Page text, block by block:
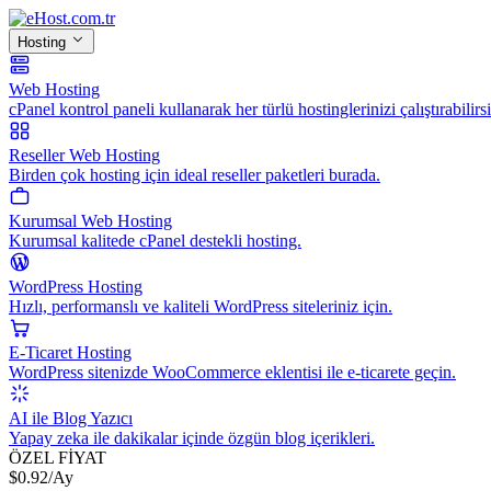
Hosting
Web Hosting
cPanel kontrol paneli kullanarak her türlü hostinglerinizi
Reseller Web Hosting
Birden çok hosting için ideal reseller paketleri burada.
Kurumsal Web Hosting
Kurumsal kalitede cPanel destekli hosting.
WordPress Hosting
Hızlı, performanslı ve kaliteli WordPress siteleriniz için.
E-Ticaret Hosting
WordPress sitenizde WooCommerce eklentisi ile e-ticarete geçin.
AI ile Blog Yazıcı
Yapay zeka ile dakikalar içinde özgün blog içerikleri.
ÖZEL FİYAT
$0.92/Ay